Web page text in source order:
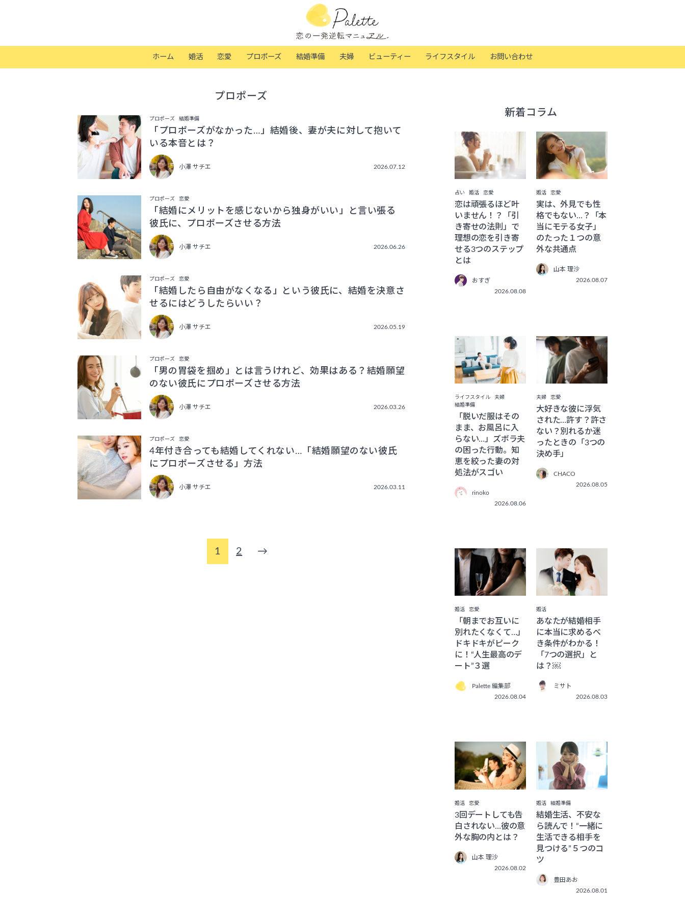
ホーム 婚活 恋愛 プロポーズ 結婚準備 夫婦 ビューティー ライフスタイル お問い合わせ
プロポーズ
プロポーズ 結婚準備
「プロポーズがなかった…」結婚後、妻が夫に対して抱いて
いる本音とは？
小澤 サチエ 2026.07.12
プロポーズ 恋愛
「結婚にメリットを感じないから独身がいい」と言い張る
彼氏に、プロポーズさせる方法
小澤 サチエ 2026.06.26
プロポーズ 恋愛
「結婚したら自由がなくなる」という彼氏に、結婚を決意さ
せるにはどうしたらいい？
小澤 サチエ 2026.05.19
プロポーズ 恋愛
「男の胃袋を掴め」とは言うけれど、効果はある？結婚願望
のない彼氏にプロポーズさせる方法
小澤 サチエ 2026.03.26
プロポーズ 恋愛
4年付き合っても結婚してくれない…「結婚願望のない彼氏
にプロポーズさせる」方法
小澤 サチエ 2026.03.11
1 2 →
新着コラム
占い 婚活 恋愛
恋は頑張るほど叶
いません！？「引
き寄せの法則」で
理想の恋を引き寄
せる3つのステップ
とは
おすぎ
2026.08.08
婚活 恋愛
実は、外見でも性
格でもない…？「本
当にモテる女子」
のたった１つの意
外な共通点
山本 理沙
2026.08.07
ライフスタイル
夫婦
結婚準備
「脱いだ服はその
まま、お風呂に入
らない…」ズボラ夫
の困った行動。知
恵を絞った妻の対
処法がスゴい
rinoko
2026.08.06
夫婦 恋愛
大好きな彼に浮気
された…許す？許さ
ない？別れるか迷
ったときの「3つの
決め手」
CHACO
2026.08.05
婚活 恋愛
「朝までお互いに
別れたくなくて…」
ドキドキがピーク
に！“人生最高のデ
ート”３選
Palette 編集部
2026.08.04
婚活
あなたが結婚相手
に本当に求めるべ
き条件がわかる！
「7つの選択」と
は？￼
ミサト
2026.08.03
婚活 恋愛
3回デートしても告
白されない…彼の意
外な胸の内とは？
山本 理沙
2026.08.02
婚活 結婚準備
結婚生活、不安な
ら読んで！“一緒に
生活できる相手を
見つける”５つのコ
ツ
豊田あお
2026.08.01